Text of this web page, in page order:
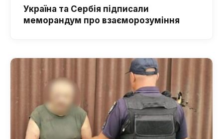
Україна та Сербія підписали
меморандум про взаєморозуміння